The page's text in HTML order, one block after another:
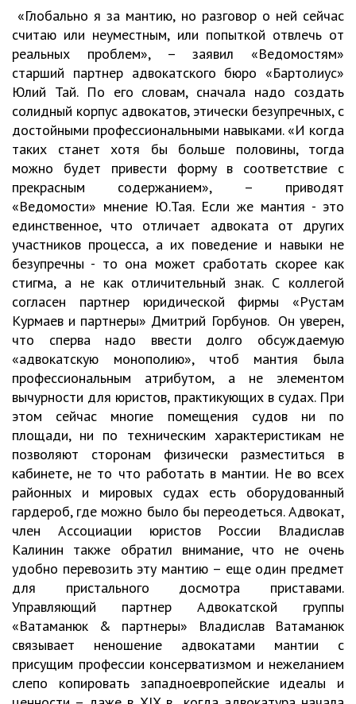
«Глобально я за мантию, но разговор о ней сейчас
считаю или неуместным, или попыткой отвлечь от
реальных проблем», – заявил «Ведомостям»
старший партнер адвокатского бюро «Бартолиус»
Юлий Тай. По его словам, сначала надо создать
солидный корпус адвокатов, этически безупречных, с
достойными профессиональными навыками. «И когда
таких станет хотя бы больше половины, тогда
можно будет привести форму в соответствие с
прекрасным содержанием», – приводят
«Ведомости» мнение Ю.Тая. Если же мантия - это
единственное, что отличает адвоката от других
участников процесса, а их поведение и навыки не
безупречны - то она может сработать скорее как
стигма, а не как отличительный знак. С коллегой
согласен партнер юридической фирмы «Рустам
Курмаев и партнеры» Дмитрий Горбунов. Он уверен,
что сперва надо ввести долго обсуждаемую
«адвокатскую монополию», чтоб мантия была
профессиональным атрибутом, а не элементом
вычурности для юристов, практикующих в судах. При
этом сейчас многие помещения судов ни по
площади, ни по техническим характеристикам не
позволяют сторонам физически разместиться в
кабинете, не то что работать в мантии. Не во всех
районных и мировых судах есть оборудованный
гардероб, где можно было бы переодеться. Адвокат,
член Ассоциации юристов России Владислав
Калинин также обратил внимание, что не очень
удобно перевозить эту мантию – еще один предмет
для пристального досмотра приставами.
Управляющий партнер Адвокатской группы
«Ватаманюк & партнеры» Владислав Ватаманюк
связывает неношение адвокатами мантии с
присущим профессии консерватизмом и нежеланием
слепо копировать западноевропейские идеалы и